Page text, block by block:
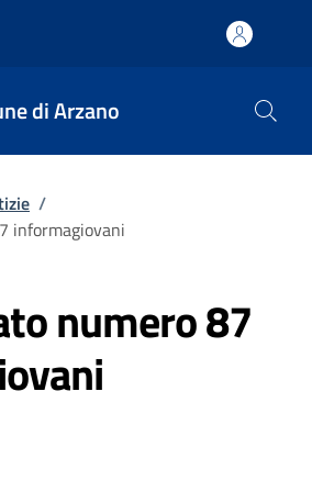
di Arzano
/
informagiovani
numero 87